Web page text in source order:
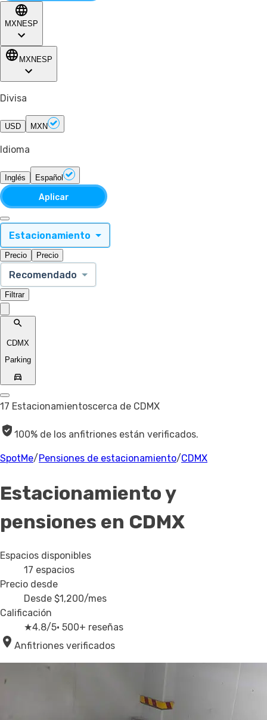
MXN ESP
MXN ESP
Divisa
USD MXN
Idioma
Inglés Español
Aplicar
Estacionamiento
Precio Precio
Recomendado
Filtrar
CDMX
Parking
17 Estacionamientoscerca de CDMX
100% de los anfitriones están verificados.
SpotMe/ Pensiones de estacionamiento/CDMX
Estacionamiento y
pensiones en CDMX
Espacios disponibles
17 espacios
Precio desde
Desde $1,200/mes
Calificación
★4.8/5· 500+ reseñas
Anfitriones verificados